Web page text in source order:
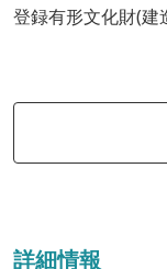
登録有形文化財(建
詳細情報